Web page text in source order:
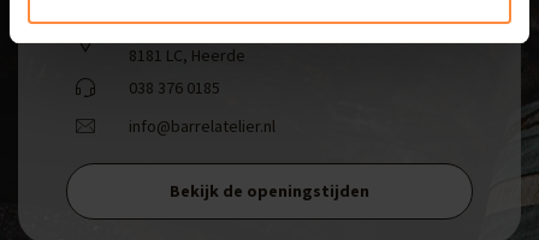
Beatrixweg 1,
8181 LC, Heerde
038 376 0185
info@barrelatelier.nl
Bekijk de openingstijden